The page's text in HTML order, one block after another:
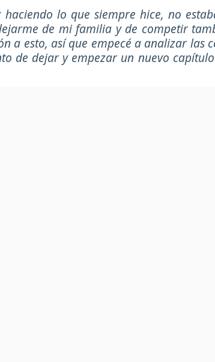
haciendo lo que siempre hice, no
de mi familia y de competir
a esto, así que empecé a analizar las
de dejar y empezar un nuevo